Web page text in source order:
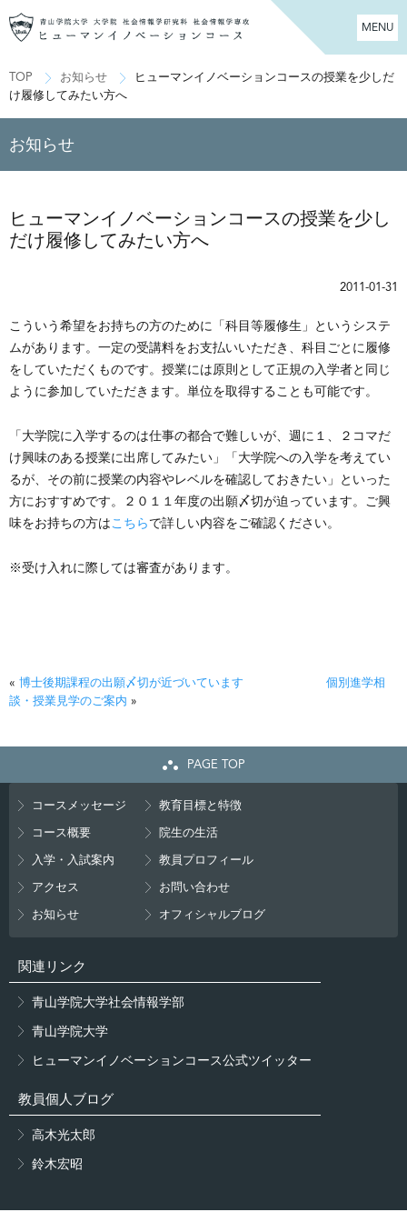
MENU
TOP お知らせ
ヒューマンイノベーションコースの授業を少しだ
け履修してみたい方へ
お知らせ
ヒューマンイノベーションコースの授業を少し
だけ履修してみたい方へ
2011-01-31
こういう希望をお持ちの方のために「科目等履修生」というシステ
ムがあります。一定の受講料をお支払いいただき、科目ごとに履修
をしていただくものです。授業には原則として正規の入学者と同じ
ように参加していただきます。単位を取得することも可能です。
「大学院に入学するのは仕事の都合で難しいが、週に１、２コマだ
け興味のある授業に出席してみたい」「大学院への入学を考えてい
るが、その前に授業の内容やレベルを確認しておきたい」といった
方におすすめです。２０１１年度の出願〆切が迫っています。ご興
味をお持ちの方はこちらで詳しい内容をご確認ください。
※受け入れに際しては審査があります。
« 博士後期課程の出願〆切が近づいています
個別進学相
談・授業見学のご案内 »
PAGE TOP
コースメッセージ
教育目標と特徴
コース概要
院生の生活
入学・入試案内
教員プロフィール
アクセス
お問い合わせ
お知らせ
オフィシャルブログ
関連リンク
青山学院大学社会情報学部
青山学院大学
ヒューマンイノベーションコース公式ツイッター
教員個人ブログ
高木光太郎
鈴木宏昭